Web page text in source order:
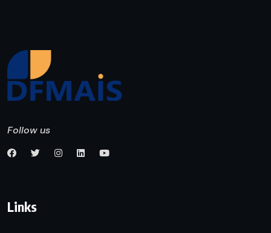
Follow us
Links